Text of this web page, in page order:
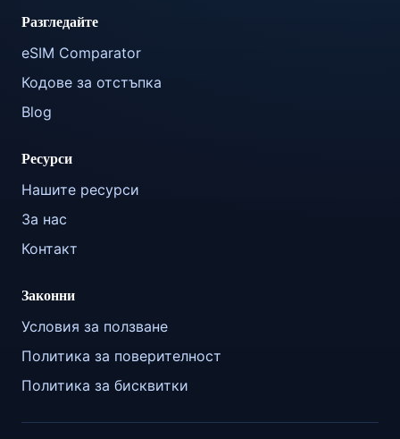
Разгледайте
eSIM Comparator
Кодове за отстъпка
Blog
Ресурси
Нашите ресурси
За нас
Контакт
Законни
Условия за ползване
Политика за поверителност
Политика за бисквитки